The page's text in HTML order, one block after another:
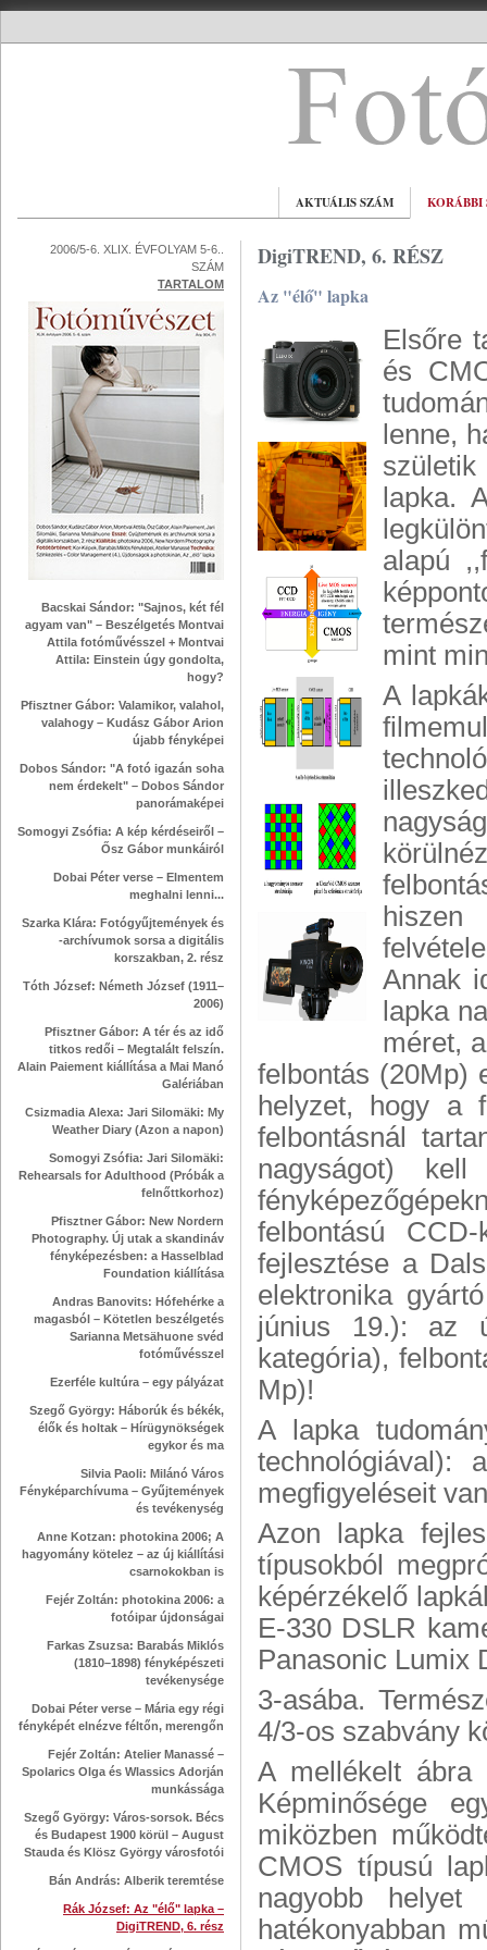
AKTUÁLIS SZÁM KORÁBBI
2006/5-6. XLIX. ÉVFOLYAM 5-6..
SZÁM
TARTALOM
Bacskai Sándor: "Sajnos, két fél
agyam van" – Beszélgetés Montvai
Attila fotóművésszel + Montvai
Attila: Einstein úgy gondolta,
hogy?
Pfisztner Gábor: Valamikor, valahol,
valahogy – Kudász Gábor Arion
újabb fényképei
Dobos Sándor: "A fotó igazán soha
nem érdekelt" – Dobos Sándor
panorámaképei
Somogyi Zsófia: A kép kérdéseiről –
Ősz Gábor munkáiról
Dobai Péter verse – Elmentem
meghalni lenni...
Szarka Klára: Fotógyűjtemények és
-archívumok sorsa a digitális
korszakban, 2. rész
Tóth József: Németh József (1911–
2006)
Pfisztner Gábor: A tér és az idő
titkos redői – Megtalált felszín.
Alain Paiement kiállítása a Mai Manó
Galériában
Csizmadia Alexa: Jari Silomäki: My
Weather Diary (Azon a napon)
Somogyi Zsófia: Jari Silomäki:
Rehearsals for Adulthood (Próbák a
felnőttkorhoz)
Pfisztner Gábor: New Nordern
Photography. Új utak a skandináv
fényképezésben: a Hasselblad
Foundation kiállítása
Andras Banovits: Hófehérke a
magasból – Kötetlen beszélgetés
Sarianna Metsähuone svéd
fotóművésszel
Ezerféle kultúra – egy pályázat
Szegő György: Háborúk és békék,
élők és holtak – Hírügynökségek
egykor és ma
Silvia Paoli: Milánó Város
Fényképarchívuma – Gyűjtemények
és tevékenység
Anne Kotzan: photokina 2006; A
hagyomány kötelez – az új kiállítási
csarnokokban is
Fejér Zoltán: photokina 2006: a
fotóipar újdonságai
Farkas Zsuzsa: Barabás Miklós
(1810–1898) fényképészeti
tevékenysége
Dobai Péter verse – Mária egy régi
fényképét elnézve féltőn, merengőn
Fejér Zoltán: Atelier Manassé –
Spolarics Olga és Wlassics Adorján
munkássága
Szegő György: Város-sorsok. Bécs
és Budapest 1900 körül – August
Stauda és Klösz György városfotói
Bán András: Alberik teremtése
Rák József: Az "élő" lapka –
DigiTREND, 6. rész
DigiTREND, 6. RÉSZ
Az "élő" lapka
Elsőre
és
lenne,
lapka.
alapú
mint
A
hiszen
Annak
lapka
méret,
felbontás (20Mp)
helyzet, hogy a
felbontásnál
nagyságot)
felbontású
fejlesztése a
elektronika
június 19.): az
kategória),
Mp)!
A lapka
technológiával):
megfigyeléseit
Azon lapka
típusokból
képérzékelő
E-330 DSLR
Panasonic Lumix
3-asába.
4/3-os szabvány
A mellékelt ábra
Képminősége
miközben
CMOS típusú
nagyobb
hatékonyabban